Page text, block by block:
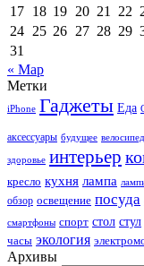
17 18 19 20 21 22
24 25 26 27 28 29
31
« Мар
Метки
iPhone Гаджеты Еда
аксессуары будущее велосипед
здоровье интерьер
кресло кухня лампа
обзор освещение посуда
смартфоны спорт стол стул
часы экология
Архивы